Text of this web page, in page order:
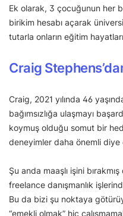
Ek olarak, 3 çocuğunun her
birikim hesabı açarak
tutarla onların eğitim
Craig
Craig, 2021 yılında 46
bağımsızlığa ulaşmayı
koymuş olduğu somut bir
deneyimler daha önemli diye
Şu anda maaşlı işini
freelance danışmanlık
Bu da bizi şu noktaya
“emekli olmak” hiç